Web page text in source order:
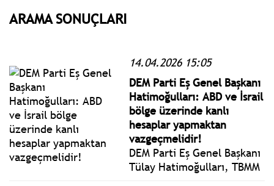
ARAMA SONUÇLARI
14.04.2026 15:05
DEM Parti Eş Genel Başkanı
Hatimoğulları: ABD ve İsrail
bölge üzerinde kanlı
hesaplar yapmaktan
vazgeçmelidir!
DEM Parti Eş Genel Başkanı
Tülay Hatimoğulları, TBMM